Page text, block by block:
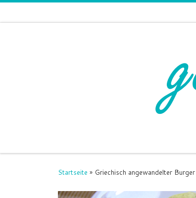
Startseite » Griechisch angewandelter Burger